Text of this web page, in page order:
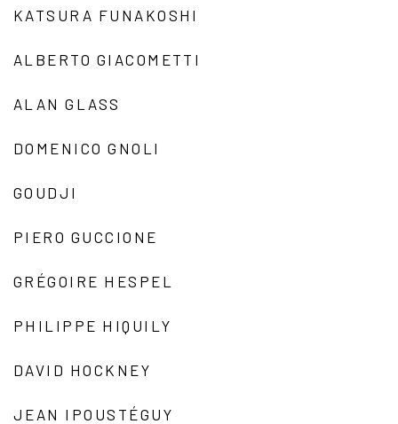
KATSURA FUNAKOSHI
ALBERTO GIACOMETTI
ALAN GLASS
DOMENICO GNOLI
GOUDJI
PIERO GUCCIONE
GRÉGOIRE HESPEL
PHILIPPE HIQUILY
DAVID HOCKNEY
JEAN IPOUSTÉGUY